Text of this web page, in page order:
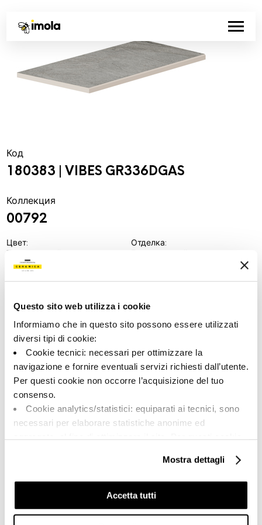
Questo sito web utilizza i cookie
Informiamo che in questo sito possono essere utilizzati
diversi tipi di cookie:
Cookie tecnici: necessari per ottimizzare la
navigazione e fornire eventuali servizi richiesti dall’utente.
Per questi cookie non occorre l’acquisizione del tuo
consenso.
Cookie analytics/statistici: equiparati ai tecnici, sono
necessari per elaborare statistiche anonime ed
Cookie di profilazione/marketing: sono utilizzati, solo
previo tuo consenso, per esaminare le tue abitudini di
navigazione e mostrarti quindi avvisi pubblicitari mirati, in
linea con le tue preferenze.
Mostra dettagli
Accetta tutti
Код
180383 | VIBES GR336DGAS
Коллекция
00792
Цвет:
Темно-серый
Типология:
Специальные элементы
Формат:
33.0x60.0
Отделка:
Матовый
Разнотон:
Единица измерения:
Share: